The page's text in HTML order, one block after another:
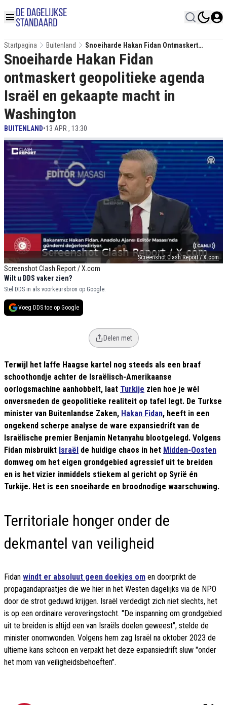
Startpagina Buitenland
Snoeiharde Hakan Fidan Ontmaskert
Geopolitieke Agenda Israël En Gekaapte
Macht In Washington
Screenshot Clash Report / X.com
Screenshot Clash Report / X.com
Snoeiharde Hakan Fidan
ontmaskert geopolitieke agenda
Israël en gekaapte macht in
Washington
BUITENLAND•13 APR , 13:30
Wilt u DDS vaker zien?
Stel DDS in als voorkeursbron op Google.
Voeg DDS toe op Google
Delen met
Terwijl het laffe Haagse kartel nog steeds als een braaf
schoothondje achter de Israëlisch-Amerikaanse
oorlogsmachine aanhobbelt, laat Turkije zien hoe je wél
onversneden de geopolitieke realiteit op tafel legt. De Turkse
minister van Buitenlandse Zaken, Hakan Fidan, heeft in een
ongekend scherpe analyse de ware expansiedrift van de
Israëlische premier Benjamin Netanyahu blootgelegd. Volgens
Fidan misbruikt Israël de huidige chaos in het Midden-Oosten
domweg om het eigen grondgebied agressief uit te breiden
en is het vizier inmiddels stiekem al gericht op Syrië én
Turkije. Het is een snoeiharde en broodnodige waarschuwing.
Territoriale honger onder de
dekmantel van veiligheid
Fidan windt er absoluut geen doekjes om en doorprikt de
propagandapraatjes die we hier in het Westen dagelijks via de NPO
door de strot geduwd krijgen. Israël verdedigt zich niet slechts, het
is op een ordinaire veroveringstocht. "De inspanning om grondgebied
uit te breiden is altijd een van Israëls doelen geweest", stelde de
minister onomwonden. Volgens hem zag Israël na oktober 2023 de
ultieme kans schoon en verpakt het deze expansiedrift sluw "onder
het mom van veiligheidsbehoeften".